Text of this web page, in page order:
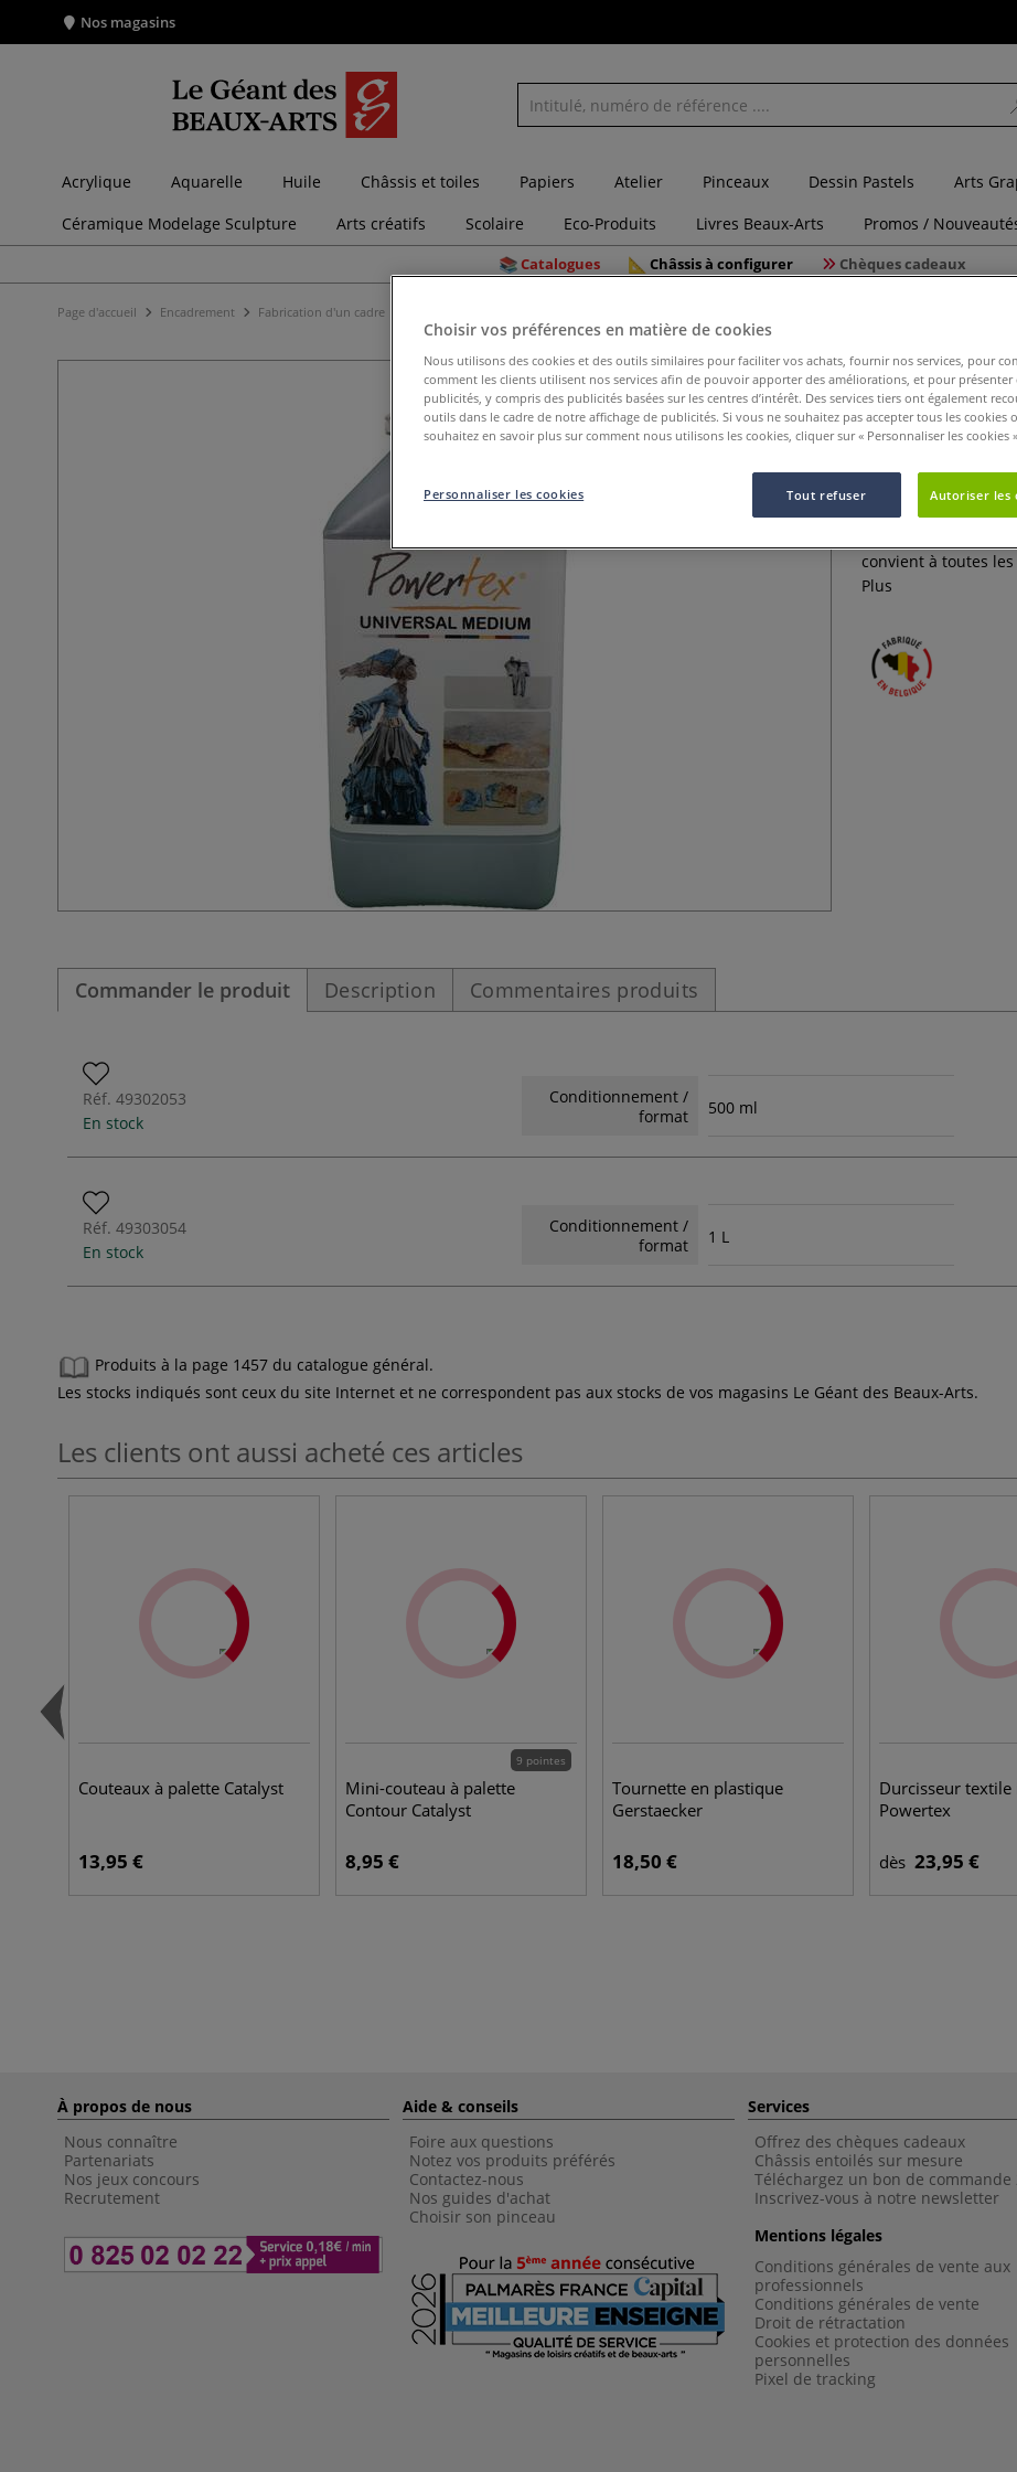
Nos magasins
Acrylique Aquarelle Huile Châssis et toiles Papiers Atelier Pinceaux Dessin Pastels Arts
Céramique Modelage Sculpture
Arts créatifs Scolaire Eco-Produits Livres Beaux-Arts Promos /
Catalogues Châssis à configurer Chèques cadeaux
Page d'accueil Encadrement Fabrication d'un cadre
Durcisseur
Le durcisseur textile
superbes
convient à toutes
Plus
Commander le produit Description Commentaires produits
Réf. 49302053
En stock
Conditionnement /
format
500 ml
Réf. 49303054
En stock
Conditionnement /
format
1 L
Produits à la page 1457 du catalogue général.
Les stocks indiqués sont ceux du site Internet et ne correspondent pas aux stocks de vos magasins Le Géant des Beaux-Arts.
Les clients ont aussi acheté ces articles
Couteaux à palette Catalyst
13,95 €
9 pointes
Mini-couteau à palette
Contour Catalyst
8,95 €
Tournette en plastique
Gerstaecker
18,50 €
Durcisseur
Powertex
dès 23,95 €
À propos de nous
Nous connaître
Partenariats
Nos jeux concours
Recrutement
Aide & conseils
Foire aux questions
Notez vos produits préférés
Contactez-nous
Nos guides d'achat
Choisir son pinceau
Services
Offrez des chèques cadeaux
Châssis entoilés sur mesure
Téléchargez un bon de commande
Inscrivez-vous à notre newsletter
Mentions légales
Conditions générales de vente aux
professionnels
Conditions générales de vente
Droit de rétractation
Cookies et protection des données
personnelles
Pixel de tracking
Choisir vos préférences en matière de cookies
Nous utilisons des cookies et des outils similaires pour faciliter vos achats, fournir nos services, pour
comment les clients utilisent nos services afin de pouvoir apporter des améliorations, et pour présenter
publicités, y compris des publicités basées sur les centres d’intérêt. Des services tiers ont également
outils dans le cadre de notre affichage de publicités. Si vous ne souhaitez pas accepter tous les cookies
souhaitez en savoir plus sur comment nous utilisons les cookies, cliquer sur « Personnaliser les cookies
Tout refuser Autoriser les
Personnaliser les cookies